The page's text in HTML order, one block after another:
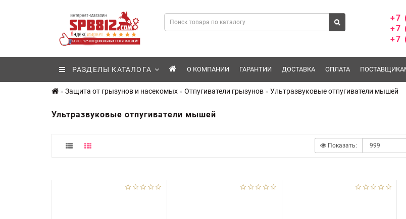
+7
+7
+7
РАЗДЕЛЫ КАТАЛОГА О КОМПАНИИ ГАРАНТИИ ДОСТАВКА ОПЛАТА
Защита от грызунов и насекомых Отпугиватели грызунов Ультразвуковые отпугиватели мышей
Ультразвуковые отпугиватели мышей
Показать: